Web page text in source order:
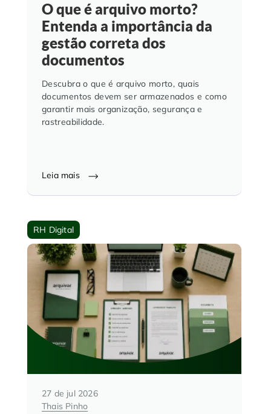
O que é arquivo morto?
Entenda a importância da
gestão correta dos
documentos
Descubra o que é arquivo morto, quais
documentos devem ser armazenados e como
garantir mais organização, segurança e
rastreabilidade.
Leia mais
RH Digital
27 de jul 2026
Thais Pinho